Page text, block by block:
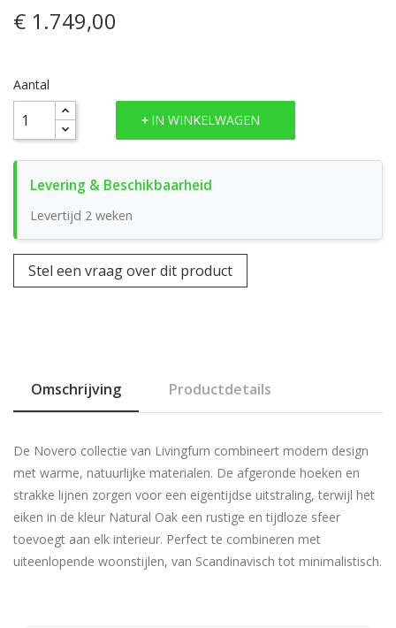
€ 1.749,00
Aantal
IN WINKELWAGEN
Levertijd 2 weken
Stel een vraag over dit product
Omschrijving Productdetails
De Novero collectie van Livingfurn combineert modern design
met warme, natuurlijke materialen. De afgeronde hoeken en
strakke lijnen zorgen voor een eigentijdse uitstraling, terwijl het
eiken in de kleur Natural Oak een rustige en tijdloze sfeer
toevoegt aan elk interieur. Perfect te combineren met
uiteenlopende woonstijlen, van Scandinavisch tot minimalistisch.